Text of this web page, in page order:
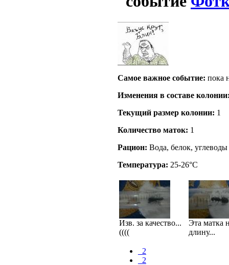
Самое важное событие: пока
Изменения в составе
Текущий размер кoлонии: 1
Количество маток: 1
Рацион: Вода, белок, углеводы
Температура: 25-26°C
Изв. за качество...
((((
Эта матка
длину...
_2
_2